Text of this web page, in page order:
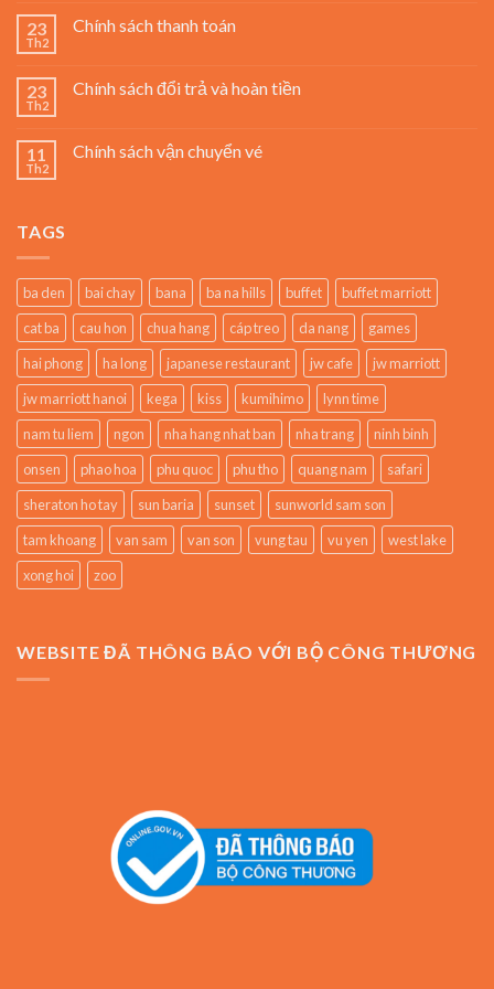
23
Th2
Chính sách thanh toán
23
Th2
Chính sách đổi trả và hoàn tiền
11
Th2
Chính sách vận chuyển vé
TAGS
ba den bai chay bana ba na hills buffet
buffet marriott
cat ba
cau hon chua hang cáp treo da nang
games
hai phong
ha long japanese restaurant jw cafe
jw marriott
jw marriott hanoi
kega kiss kumihimo
lynn time
nam tu liem
ngon nha hang nhat ban nha trang
ninh binh
onsen
phao hoa phu quoc phu tho quang nam
safari
sheraton ho tay
sun baria sunset
sunworld sam son
tam khoang
van sam van son vung tau vu yen
west lake
xong hoi
zoo
WEBSITE ĐÃ THÔNG BÁO VỚI BỘ CÔNG THƯƠNG